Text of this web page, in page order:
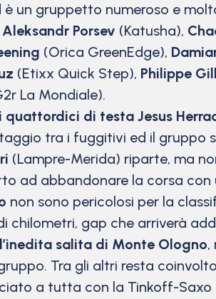
un gruppetto numeroso e
Aleksandr Porsev (Katusha),
(Orica GreenEdge),
(Etixx Quick Step), Philippe
La Mondiale).
quattordici di testa Jesus
tra i fuggitivi ed il gruppo
(Lampre-Merida) riparte, ma
ad abbandonare la corsa
non sono pericolosi per la
chilometri, gap che arriverà
salita di Monte Ologno,
Tra gli altri resta
a tutta con la Tinkoff-